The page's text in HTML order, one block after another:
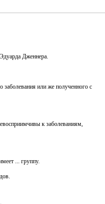
Дженнера.
заболевания или же полученного с
к заболеваниям,
... группу.